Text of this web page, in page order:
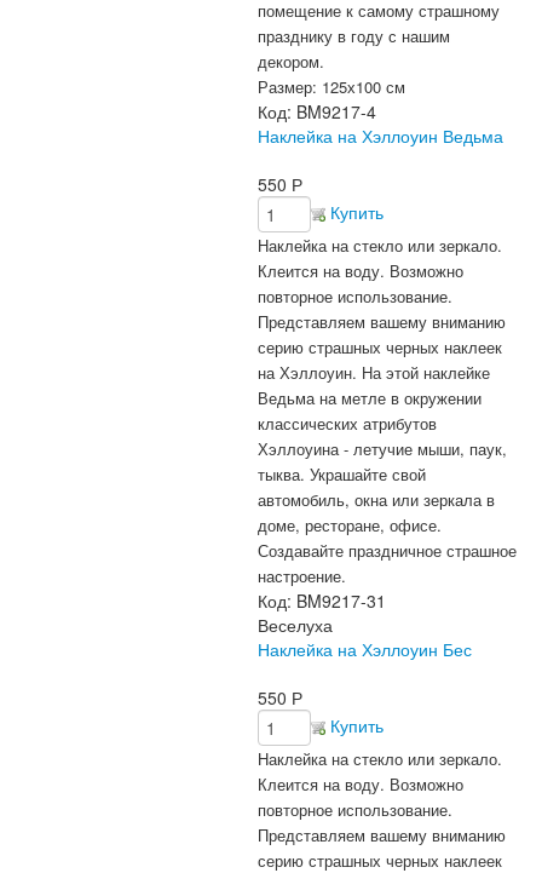
помещение к самому страшному
празднику в году с нашим
декором.
Размер: 125х100 см
Код: BM9217-4
Наклейка на Хэллоуин Ведьма
550 Р
Купить
Наклейка на стекло или зеркало.
Клеится на воду. Возможно
повторное использование.
Представляем вашему вниманию
серию страшных черных наклеек
на Хэллоуин. На этой наклейке
Ведьма на метле в окружении
классических атрибутов
Хэллоуина - летучие мыши, паук,
тыква. Украшайте свой
автомобиль, окна или зеркала в
доме, ресторане, офисе.
Создавайте праздничное страшное
настроение.
Код: BM9217-31
Веселуха
Наклейка на Хэллоуин Бес
550 Р
Купить
Наклейка на стекло или зеркало.
Клеится на воду. Возможно
повторное использование.
Представляем вашему вниманию
серию страшных черных наклеек